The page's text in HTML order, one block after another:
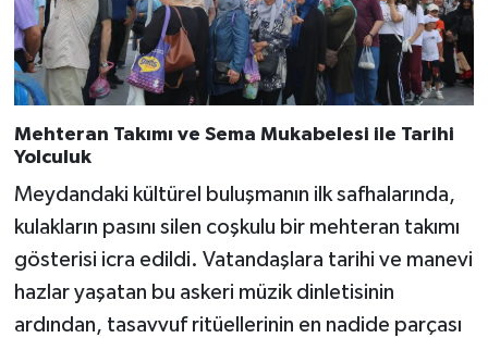
Mehteran Takımı ve Sema Mukabelesi ile Tarihi
Yolculuk
Meydandaki kültürel buluşmanın ilk safhalarında,
kulakların pasını silen coşkulu bir mehteran takımı
gösterisi icra edildi. Vatandaşlara tarihi ve manevi
hazlar yaşatan bu askeri müzik dinletisinin
ardından, tasavvuf ritüellerinin en nadide parçası